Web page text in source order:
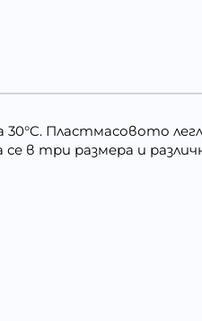
Пластмасовото
в три размера и